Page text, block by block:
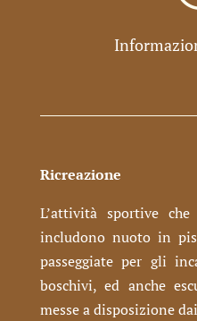
Ricreazione
L’attività sportive
includono nuoto in
passeggiate per gli
boschivi, ed anche
messe a disposizione